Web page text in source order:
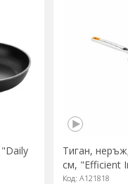
Тиган,
см, "Efficient
Код: A121818